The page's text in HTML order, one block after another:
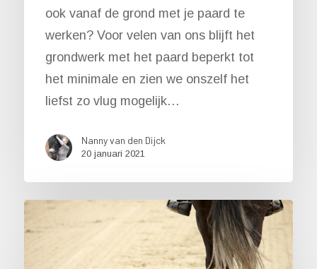
ook vanaf de grond met je paard te
werken? Voor velen van ons blijft het
grondwerk met het paard beperkt tot
het minimale en zien we onszelf het
liefst zo vlug mogelijk…
Nanny van den Dijck
20 januari 2021